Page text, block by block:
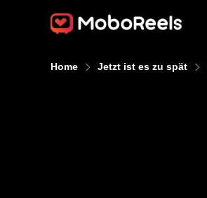
Home Jetzt ist es zu spät